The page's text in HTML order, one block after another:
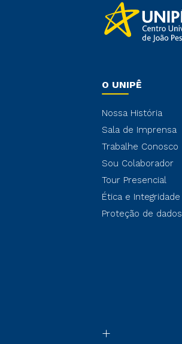
O UNIPÊ
Nossa História
Sala de Imprensa
Trabalhe Conosco
Sou Colaborador
Tour Presencial
Ética e Integridade
Proteção de dados